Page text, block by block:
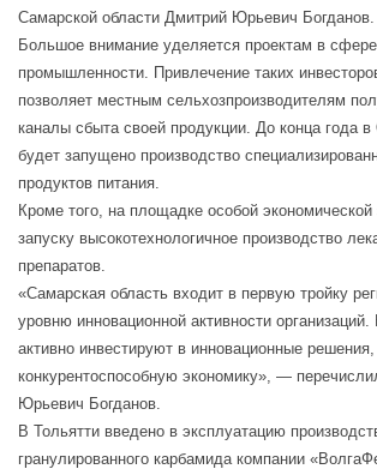
Самарской области Дмитрий Юрьевич Богданов.
Большое внимание уделяется проектам в
промышленности. Привлечение таких
позволяет местным сельхозпроизводителям
каналы сбыта своей продукции. До конца года
будет запущено производство
продуктов питания.
Кроме того, на площадке особой экономической
запуску высокотехнологичное производство
препаратов.
«Самарская область входит в первую тройку
уровню инновационной активности
активно инвестируют в инновационные
конкурентоспособную экономику», —
Юрьевич Богданов.
В Тольятти введено в эксплуатацию
гранулированного карбамида компании